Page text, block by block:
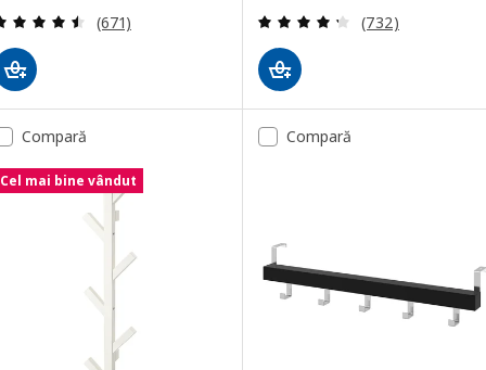
Evaluare: 4.5 din 5 stele. Total recenzii:
(671) Evaluare: 4.3
(732)
Compară
Cel mai bine vândut
Compară